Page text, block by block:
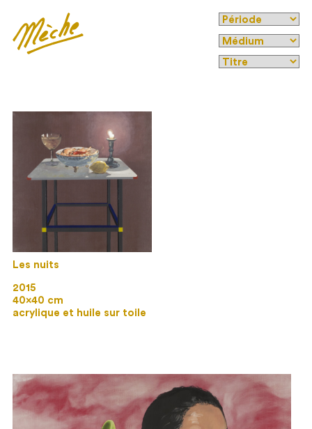
Les nuits
2015
40×40 cm
acrylique et huile sur toile